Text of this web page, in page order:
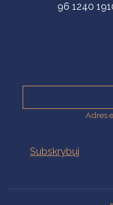
96 1240
Adres